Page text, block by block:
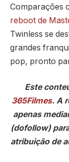
Comparações
reboot de
Twinless se
grandes
pop, pronto
Este
365Filmes. A
apenas
(dofollow)
atribuição de